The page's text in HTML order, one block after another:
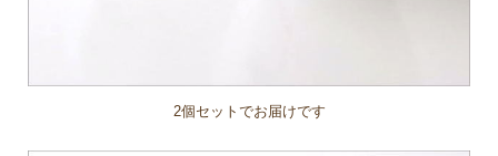
2個セットでお届けです